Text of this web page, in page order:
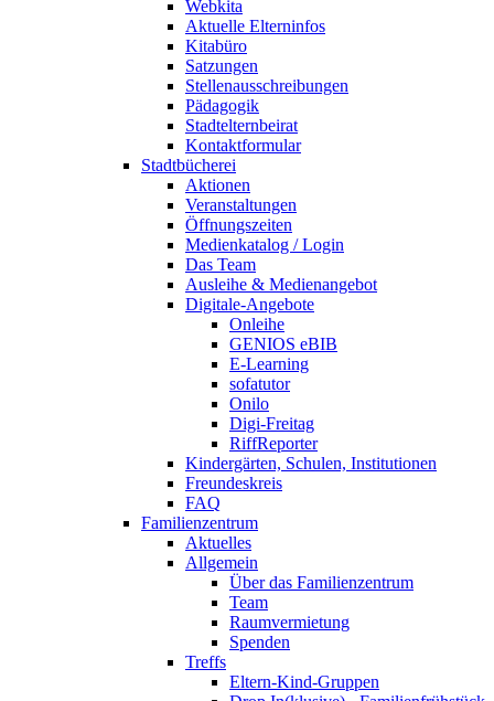
Webkita
Aktuelle Elterninfos
Kitabüro
Satzungen
Stellenausschreibungen
Pädagogik
Stadtelternbeirat
Kontaktformular
Stadtbücherei
Aktionen
Veranstaltungen
Öffnungszeiten
Medienkatalog / Login
Das Team
Ausleihe & Medienangebot
Digitale-Angebote
Onleihe
GENIOS eBIB
E-Learning
sofatutor
Onilo
Digi-Freitag
RiffReporter
Kindergärten, Schulen, Institutionen
Freundeskreis
FAQ
Familienzentrum
Aktuelles
Allgemein
Über das Familienzentrum
Team
Raumvermietung
Spenden
Treffs
Eltern-Kind-Gruppen